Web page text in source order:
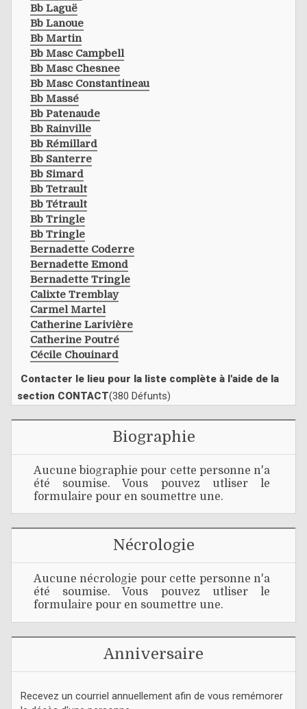
Bb Laguë
Bb Lanoue
Bb Martin
Bb Masc Campbell
Bb Masc Chesnee
Bb Masc Constantineau
Bb Massé
Bb Patenaude
Bb Rainville
Bb Rémillard
Bb Santerre
Bb Simard
Bb Tetrault
Bb Tétrault
Bb Tringle
Bb Tringle
Bernadette Coderre
Bernadette Emond
Bernadette Tringle
Calixte Tremblay
Carmel Martel
Catherine Larivière
Catherine Poutré
Cécile Chouinard
Contacter le lieu pour la liste complète à l'aide de la
section CONTACT(380 Défunts)
Biographie
Aucune biographie pour cette personne n'a
été soumise. Vous pouvez utliser le
formulaire pour en soumettre une.
Nécrologie
Aucune nécrologie pour cette personne n'a
été soumise. Vous pouvez utliser le
formulaire pour en soumettre une.
Anniversaire
Recevez un courriel annuellement afin de vous remémorer